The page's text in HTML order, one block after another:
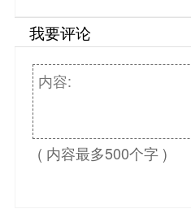
我要评论
( 内容最多500个字 )